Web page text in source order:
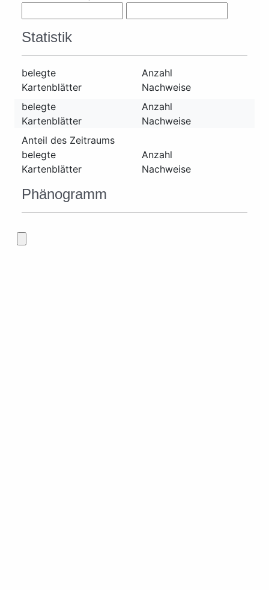
Statistik
belegte
Kartenblätter
Anzahl
Nachweise
belegte
Kartenblätter
Anzahl
Nachweise
Anteil des Zeitraums
belegte
Kartenblätter
Anzahl
Nachweise
Phänogramm